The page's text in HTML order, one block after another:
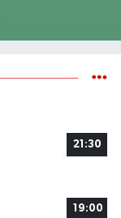
21:30
19:00